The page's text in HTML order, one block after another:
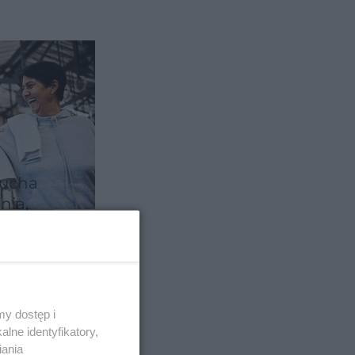
dostęp i
identyfikatory,